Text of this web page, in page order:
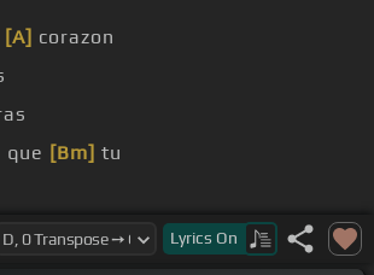
[A] corazon
que [Bm] tu
[G] infiel Lyrics On